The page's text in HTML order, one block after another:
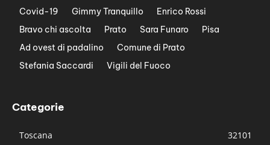
Covid-19
Gimmy Tranquillo
Enrico Rossi
Bravo chi ascolta
Prato Sara Funaro
Pisa
Ad ovest di padalino
Comune di Prato
Stefania Saccardi
Vigili del Fuoco
Categorie
Toscana
32101